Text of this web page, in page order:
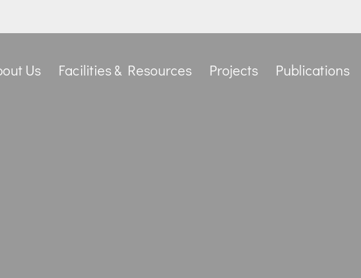
Us Facilities & Resources Projects Publications